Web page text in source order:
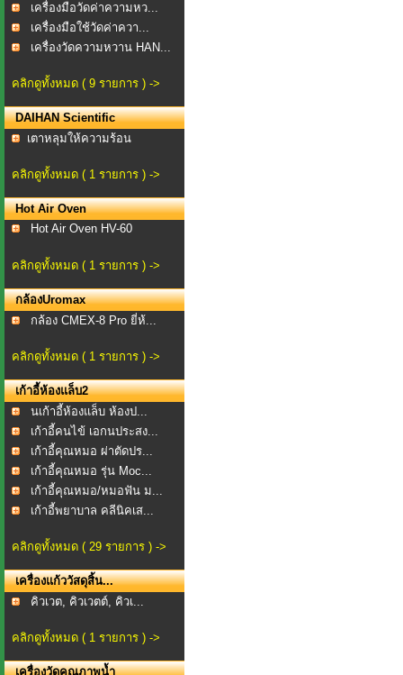
เครื่องมือวัดค่าความหว...
เครื่องมือใช้วัดค่าควา...
เครื่องวัดความหวาน HAN...
คลิกดูทั้งหมด ( 9 รายการ ) ->
DAIHAN Scientific
​เตาหลุมให้ความร้อน
คลิกดูทั้งหมด ( 1 รายการ ) ->
Hot Air Oven
Hot Air Oven HV-60
คลิกดูทั้งหมด ( 1 รายการ ) ->
กล้องUromax
กล้อง CMEX-8 Pro ยี่ห้...
คลิกดูทั้งหมด ( 1 รายการ ) ->
เก้าอี้ห้องแล็บ2
นเก้าอี้ห้องแล็บ ห้องป...
เก้าอี้คนไข้ เอกนประสง...
เก้าอี้คุณหมอ ผ่าตัดปร...
เก้าอี้คุณหมอ รุ่น Moc...
เก้าอี้คุณหมอ/หมอฟัน ม...
เก้าอี้พยาบาล คลีนิคเส...
คลิกดูทั้งหมด ( 29 รายการ ) ->
เครื่องแก้ววัสดุสิ้น...
คิวเวต, คิวเวตต์, คิวเ...
คลิกดูทั้งหมด ( 1 รายการ ) ->
เครื่องวัดคุณภาพน้ำ